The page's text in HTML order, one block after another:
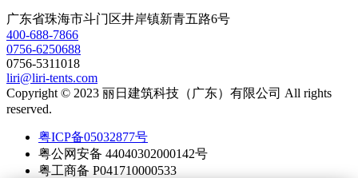
广东省珠海市斗门区井岸镇新青五路6号
400-688-7866
0756-6250688
0756-5311018
liri@liri-tents.com
Copyright © 2023 丽日建筑科技（广东）有限公司 All rights
reserved.
粤ICP备05032877号
粤公网安备 44040302000142号
粤工商备 P041710000533